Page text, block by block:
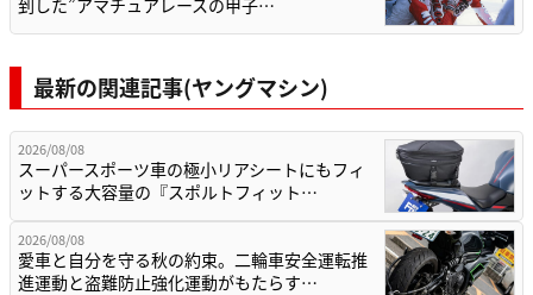
最新の関連記事(ヤングマシン)
2026/08/08
スーパースポーツ車の極小リアシートにもフィ
ットする大容量の『スポルトフィット…
2026/08/08
愛車と自分を守る秋の約束。二輪車安全運転推
進運動と盗難防止強化運動がもたらす…